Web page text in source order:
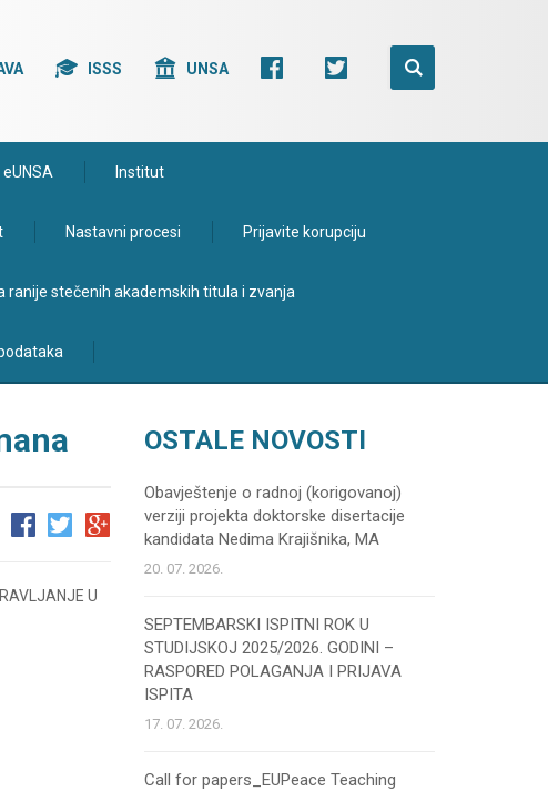
ISSS UNSA
eUNSA Institut
Nastavni procesi Prijavite korupciju
ranije stečenih akademskih titula i zvanja
U
OSTALE NOVOSTI
Obavještenje o radnoj (korigovanoj)
verziji projekta doktorske disertacije
kandidata Nedima Krajišnika, MA
20. 07. 2026.
SEPTEMBARSKI ISPITNI ROK U
STUDIJSKOJ 2025/2026. GODINI –
RASPORED POLAGANJA I PRIJAVA
ISPITA
17. 07. 2026.
Call for papers_EUPeace Teaching